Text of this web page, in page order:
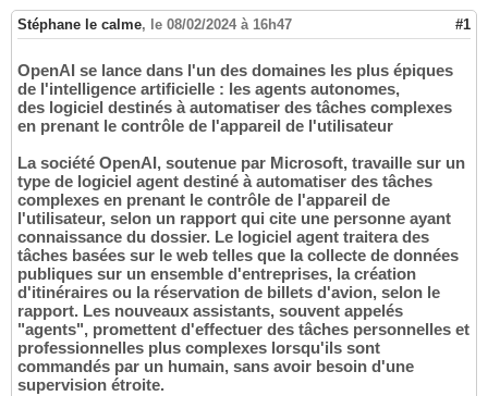
Stéphane le calme, le 08/02/2024 à 16h47 #1
OpenAI se lance dans l'un des domaines les plus épiques
de l'intelligence artificielle : les agents autonomes,
des logiciel destinés à automatiser des tâches complexes
en prenant le contrôle de l'appareil de l'utilisateur
La société OpenAI, soutenue par Microsoft, travaille sur un
type de logiciel agent destiné à automatiser des tâches
complexes en prenant le contrôle de l'appareil de
l'utilisateur, selon un rapport qui cite une personne ayant
connaissance du dossier. Le logiciel agent traitera des
tâches basées sur le web telles que la collecte de données
publiques sur un ensemble d'entreprises, la création
d'itinéraires ou la réservation de billets d'avion, selon le
rapport. Les nouveaux assistants, souvent appelés
"agents", promettent d'effectuer des tâches personnelles et
professionnelles plus complexes lorsqu'ils sont
commandés par un humain, sans avoir besoin d'une
supervision étroite.